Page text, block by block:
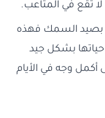
تقع في المتاعب.
بصيد السمك فهذه
حياتها بشكل جيد
أكمل وجه في الأيام